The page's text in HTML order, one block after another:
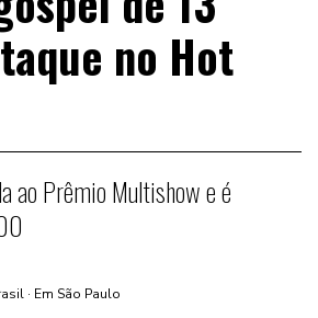
no Hot
ao Prêmio Multishow e é
· Em São Paulo